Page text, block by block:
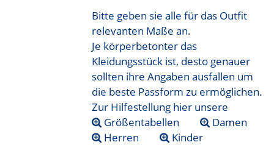
Bitte geben sie alle für das Outfit
relevanten Maße an.
Je körperbetonter das
Kleidungsstück ist, desto genauer
sollten ihre Angaben ausfallen um
die beste Passform zu ermöglichen.
Zur Hilfestellung hier unsere
Größentabellen
Damen
Herren
Kinder